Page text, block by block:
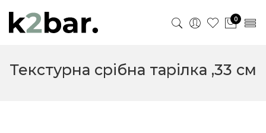
0
Текстурна срібна тарілка ,33 см